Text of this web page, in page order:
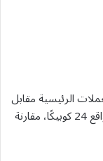
الرئيسية مقابل
الروبل، حيث رفع سعر صرف الدولار الأمريكي بواقع 24 كوبيكًا، مقارنة